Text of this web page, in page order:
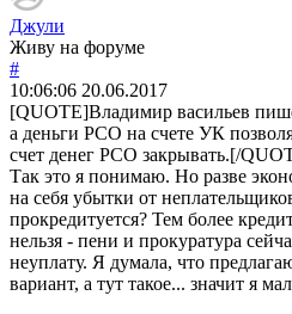
Джули
Живу на форуме
#
10:06:06 20.06.2017
[QUOTE]Владимир васильев
а деньги РСО на счете УК
счет денег РСО закрывать.[/
Так это я понимаю. Но разве
на себя убытки от
прокредитуется? Тем более
нельзя - пени и прокуратура
неуплату. Я думала, что
вариант, а тут такое... значит я